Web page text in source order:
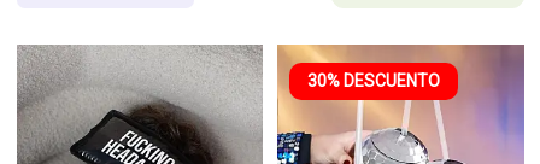
30% DESCUENTO